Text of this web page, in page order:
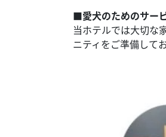
■愛犬のためのサー
当ホテルでは大切な
ニティ